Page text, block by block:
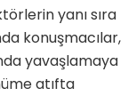
yanı sıra
konuşmacılar,
yavaşlamaya
atıfta